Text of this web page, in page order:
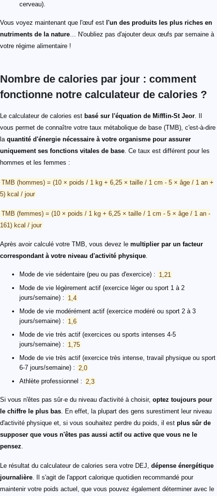
cerveau).
Vous voyez maintenant que l'œuf est l'un des produits les plus riches en
nutriments de la nature… N'oubliez pas d'ajouter deux œufs par semaine à
votre régime alimentaire !
Nombre de calories par jour : comment
fonctionne notre calculateur de calories ?
Le calculateur de calories est basé sur l'équation de Mifflin-St Jeor. Il
vous permet de connaître votre taux métabolique de base (TMB), c'est-à-dire
la quantité d'énergie nécessaire à votre organisme pour assurer
uniquement ses fonctions vitales de base. Ce taux est différent pour les
hommes et les femmes :
TMB (hommes) = (10 × poids / 1 kg + 6,25 × taille / 1 cm - 5 × âge / 1 an +
5) kcal / jour
TMB (femmes) = (10 × poids / 1 kg + 6,25 × taille / 1 cm - 5 × âge / 1 an -
161) kcal / jour
Après avoir calculé votre TMB, vous devez le multiplier par un facteur
correspondant à votre niveau d'activité physique.
Mode de vie sédentaire (peu ou pas d'exercice) : 1,21
Mode de vie légèrement actif (exercice léger ou sport 1 à 2
jours/semaine) : 1,4
Mode de vie modérément actif (exercice modéré ou sport 2 à 3
jours/semaine) : 1,6
Mode de vie très actif (exercices ou sports intenses 4-5
jours/semaine) : 1,75
Mode de vie très actif (exercice très intense, travail physique ou sport
6-7 jours/semaine) : 2,0
Athlète professionnel : 2,3
Si vous n'êtes pas sûr·e du niveau d'activité à choisir, optez toujours pour
le chiffre le plus bas. En effet, la plupart des gens surestiment leur niveau
d'activité physique et, si vous souhaitez perdre du poids, il est plus sûr de
supposer que vous n'êtes pas aussi actif ou active que vous ne le
pensez.
Le résultat du calculateur de calories sera votre DEJ, dépense énergétique
journalière. Il s'agit de l'apport calorique quotidien recommandé pour
maintenir votre poids actuel, que vous pouvez également déterminer avec le